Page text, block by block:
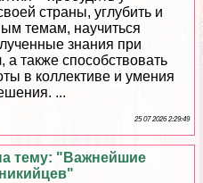
страны, углубить и
темам, научиться
знания при
также способствовать
в коллективе и умения
...
25 07 2026 2:29:49
тему: "Важнейшие